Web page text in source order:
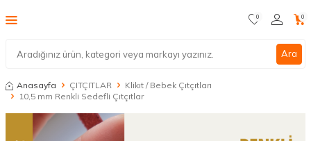
Ara
0 0
Anasayfa ÇITÇITLAR
Klikıt / Bebek Çıtçıtları
10,5 mm Renkli Sedefli Çıtçıtlar